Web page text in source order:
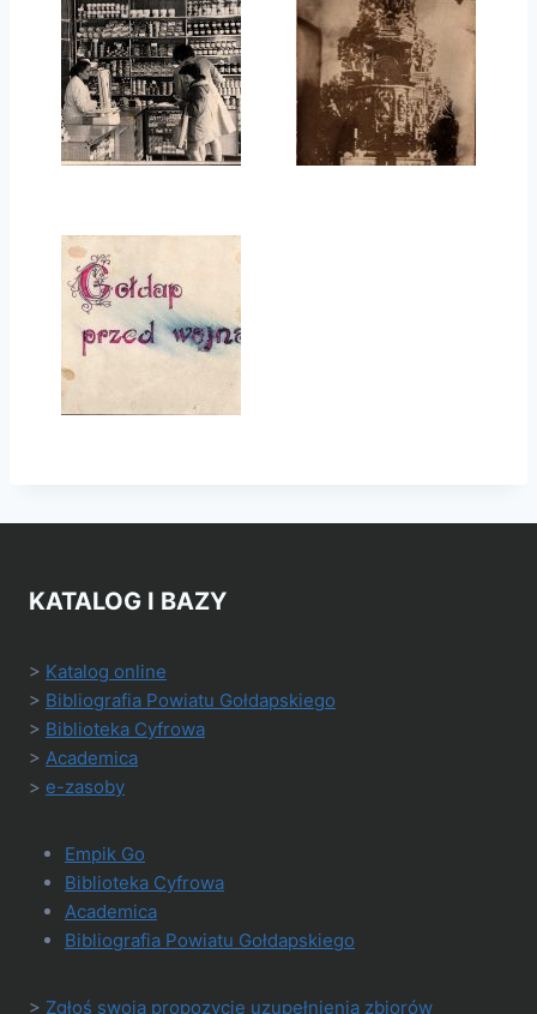
KATALOG I BAZY
> Katalog online
> Bibliografia Powiatu Gołdapskiego
> Biblioteka Cyfrowa
> Academica
> e-zasoby
Empik Go
Biblioteka Cyfrowa
Academica
Bibliografia Powiatu Gołdapskiego
> Zgłoś swoją propozycję uzupełnienia zbiorów